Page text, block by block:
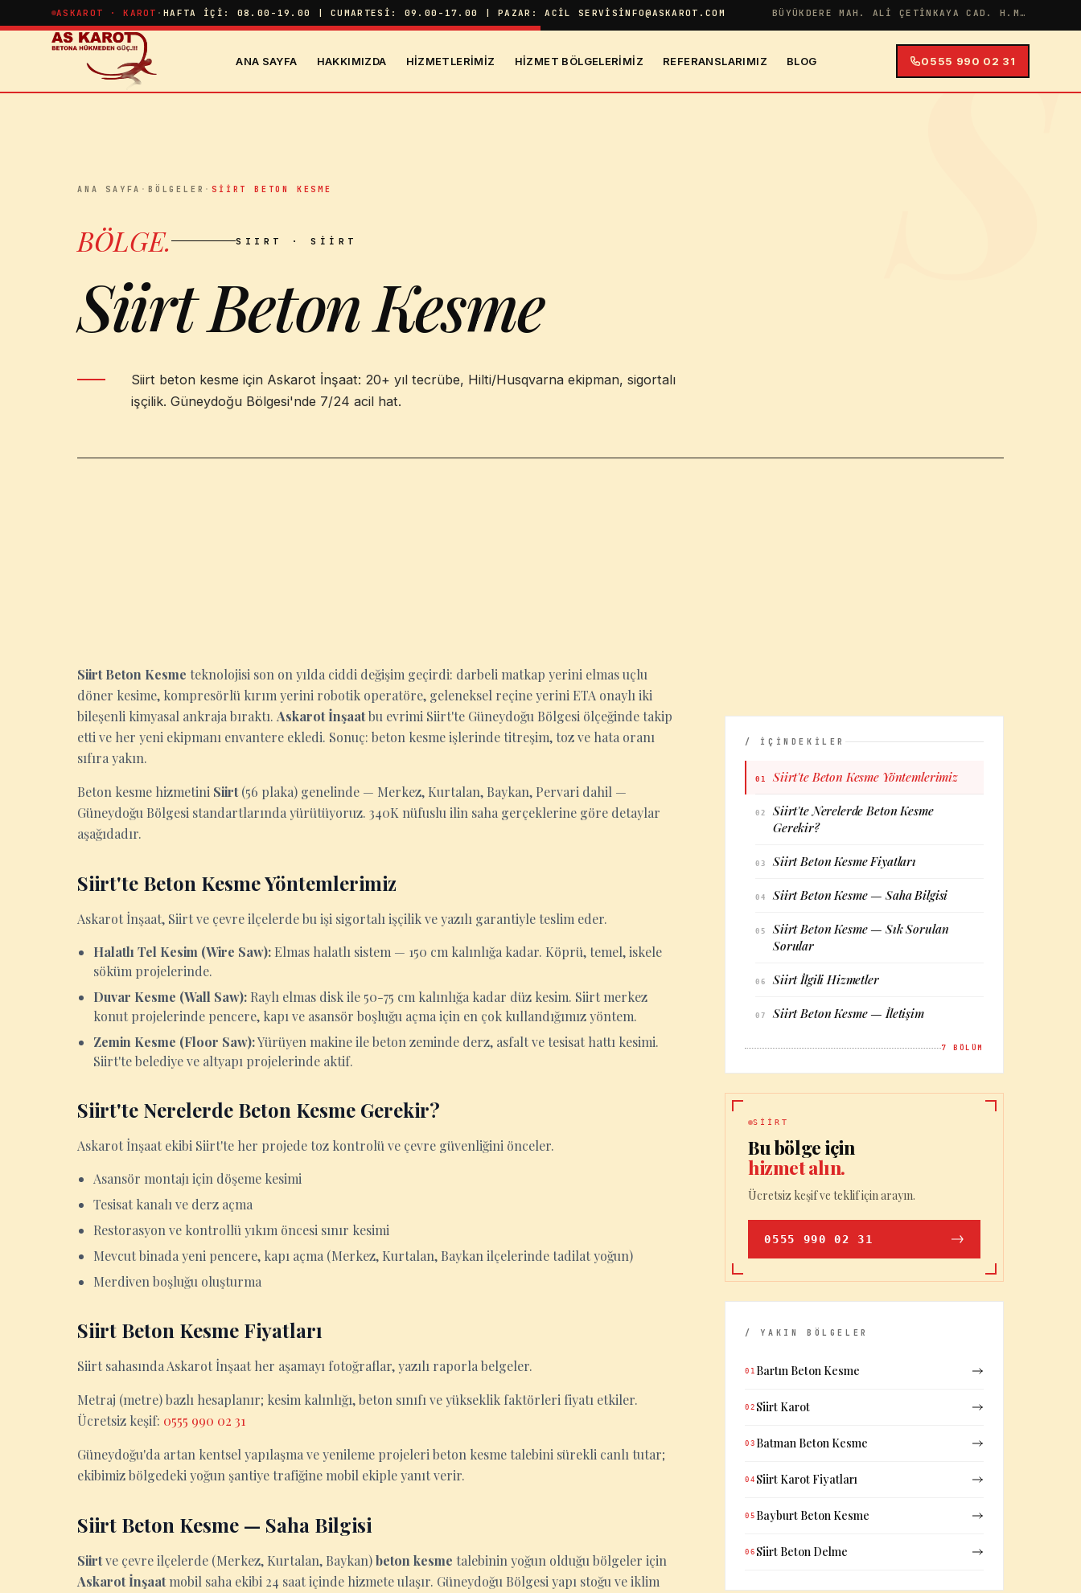
İçeriğe atlaASKAROT · KAROT ·HAFTA İÇI: 08.00-19.00 | CUMARTESI: 09.00-17.00 | PAZAR: ACIL SERVIS INFO@ASKAROT.COM BÜYÜKDERE MAH. ALI ÇETINKAYA CAD. H.MERYEM APT NO:38 İÇ KAPI NO:4
ANA SAYFA HAKKIMIZDA HIZMETLERIMIZ HIZMET BÖLGELERIMIZ REFERANSLARIMIZ BLOG 0555 990 02 31
S
ANA SAYFA ·BÖLGELER ·SIIRT BETON KESME
BÖLGE. SIIRT · SIIRT
Siirt Beton Kesme
Siirt beton kesme için Askarot İnşaat: 20+ yıl tecrübe, Hilti/Husqvarna ekipman, sigortalı
işçilik. Güneydoğu Bölgesi'nde 7/24 acil hat.
Siirt Beton Kesme teknolojisi son on yılda ciddi değişim geçirdi: darbeli matkap yerini elmas uçlu
döner kesime, kompresörlü kırım yerini robotik operatöre, geleneksel reçine yerini ETA onaylı iki
bileşenli kimyasal ankraja bıraktı. Askarot İnşaatbu evrimi Siirt'te Güneydoğu Bölgesi ölçeğinde takip
etti ve her yeni ekipmanı envantere ekledi. Sonuç: beton kesme işlerinde titreşim, toz ve hata oranı
sıfıra yakın.
Beton kesme hizmetini Siirt(56 plaka) genelinde — Merkez, Kurtalan, Baykan, Pervari dahil —
Güneydoğu Bölgesi standartlarında yürütüyoruz. 340K nüfuslu ilin saha gerçeklerine göre detaylar
aşağıdadır.
Siirt'te Beton Kesme Yöntemlerimiz
Askarot İnşaat, Siirt ve çevre ilçelerde bu işi sigortalı işçilik ve yazılı garantiyle teslim eder.
Halatlı Tel Kesim (Wire Saw): Elmas halatlı sistem — 150 cm kalınlığa kadar. Köprü, temel, iskele
söküm projelerinde.
Duvar Kesme (Wall Saw): Raylı elmas disk ile 50-75 cm kalınlığa kadar düz kesim. Siirt merkez
konut projelerinde pencere, kapı ve asansör boşluğu açma için en çok kullandığımız yöntem.
Zemin Kesme (Floor Saw):Yürüyen makine ile beton zeminde derz, asfalt ve tesisat hattı kesimi.
Siirt'te belediye ve altyapı projelerinde aktif.
Siirt'te Nerelerde Beton Kesme Gerekir?
Askarot İnşaat ekibi Siirt'te her projede toz kontrolü ve çevre güvenliğini önceler.
Asansör montajı için döşeme kesimi
Tesisat kanalı ve derz açma
Restorasyon ve kontrollü yıkım öncesi sınır kesimi
Mevcut binada yeni pencere, kapı açma (Merkez, Kurtalan, Baykan ilçelerinde tadilat yoğun)
Merdiven boşluğu oluşturma
Siirt Beton Kesme Fiyatları
Siirt sahasında Askarot İnşaat her aşamayı fotoğraflar, yazılı raporla belgeler.
Metraj (metre) bazlı hesaplanır; kesim kalınlığı, beton sınıfı ve yükseklik faktörleri fiyatı etkiler.
Ücretsiz keşif: 0555 990 02 31
Güneydoğu'da artan kentsel yapılaşma ve yenileme projeleri beton kesme talebini sürekli canlı tutar;
ekibimiz bölgedeki yoğun şantiye trafiğine mobil ekiple yanıt verir.
Siirt Beton Kesme — Saha Bilgisi
Siirtve çevre ilçelerde (Merkez, Kurtalan, Baykan)beton kesme talebinin yoğun olduğu bölgeler için
Askarot İnşaatmobil saha ekibi 24 saat içinde hizmete ulaşır. Güneydoğu Bölgesi yapı stoğu ve iklim
/ İÇİNDEKİLER
01 Siirt'te Beton Kesme Yöntemlerimiz
02
Siirt'te Nerelerde Beton Kesme
Gerekir?
03 Siirt Beton Kesme Fiyatları
04 Siirt Beton Kesme — Saha Bilgisi
05
Siirt Beton Kesme — Sık Sorulan
Sorular
06 Siirt İlgili Hizmetler
07 Siirt Beton Kesme — İletişim
7 BÖLÜM
SIIRT
Bu bölge için
hizmet alın.
Ücretsiz keşif ve teklif için arayın.
0555 990 02 31
/ YAKIN BÖLGELER
01 Bartın Beton Kesme
02 Siirt Karot
03 Batman Beton Kesme
04 Siirt Karot Fiyatları
05 Bayburt Beton Kesme
06 Siirt Beton Delme